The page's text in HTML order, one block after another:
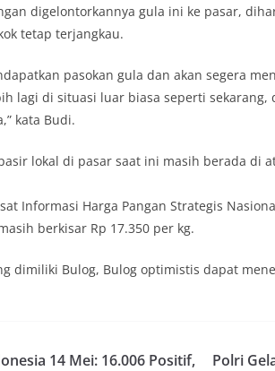
digelontorkannya gula ini ke pasar,
tetap terjangkau.
pasokan gula dan akan segera
lagi di situasi luar biasa seperti sekarang,
kata Budi.
lokal di pasar saat ini masih berada di
Informasi Harga Pangan Strategis
berkisar Rp 17.350 per kg.
dimiliki Bulog, Bulog optimistis dapat
14 Mei: 16.006 Positif,
Polri